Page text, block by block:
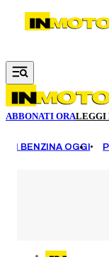
Vai al contenuto
ABBONATI ORALEGGI
BENZINA OGGI